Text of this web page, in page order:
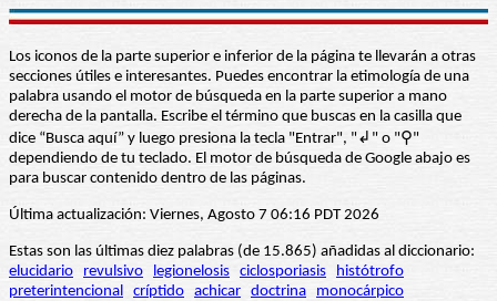
Los iconos de la parte superior e inferior de la página te llevarán a otras
secciones útiles e interesantes. Puedes encontrar la etimología de una
palabra usando el motor de búsqueda en la parte superior a mano
derecha de la pantalla. Escribe el término que buscas en la casilla que
dice “Busca aquí” y luego presiona la tecla "Entrar", "↲" o "⚲"
dependiendo de tu teclado. El motor de búsqueda de Google abajo es
para buscar contenido dentro de las páginas.
Última actualización: Viernes, Agosto 7 06:16 PDT 2026
Estas son las últimas diez palabras (de 15.865) añadidas al diccionario:
elucidario
revulsivo legionelosis ciclosporiasis
histótrofo
preterintencional
críptido achicar doctrina monocárpico